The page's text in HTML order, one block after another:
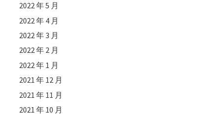
2022 年 5 月
2022 年 4 月
2022 年 3 月
2022 年 2 月
2022 年 1 月
2021 年 12 月
2021 年 11 月
2021 年 10 月